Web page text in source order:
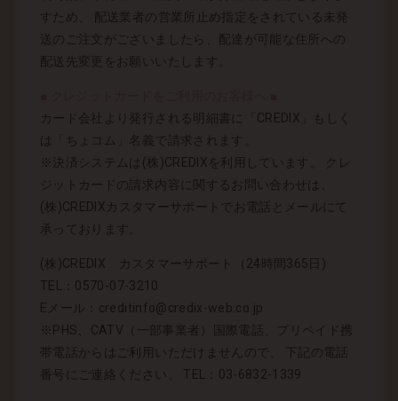
すため、 配送業者の営業所止め指定をされている未発
送のご注文がございましたら、配達が可能な住所への
配送先変更をお願いいたします。
カード会社より発行される明細書に「CREDIX」もしく
は「ちょコム」名義で請求されます。
※決済システムは(株)CREDIXを利用しています。 クレ
ジットカードの請求内容に関するお問い合わせは、
(株)CREDIXカスタマーサポートでお電話とメールにて
承っております。
(株)CREDIX カスタマーサポート（24時間365日)
TEL：0570-07-3210
Eメール：creditinfo@credix-web.co.jp
※PHS、CATV（一部事業者）国際電話、プリペイド携
帯電話からはご利用いただけませんので、 下記の電話
番号にご連絡ください。 TEL：03-6832-1339